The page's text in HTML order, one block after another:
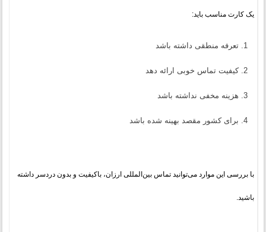
یک کارت مناسب باید:
تعرفه منطقی داشته باشد
کیفیت تماس خوبی ارائه دهد
هزینه مخفی نداشته باشد
برای کشور مقصد بهینه شده باشد
با بررسی این موارد می‌توانید تماس بین‌المللی ارزان، باکیفیت و بدون دردسر داشته
باشید.